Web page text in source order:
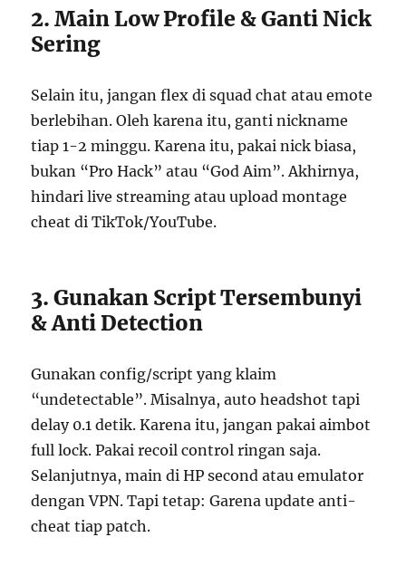
2. Main Low Profile & Ganti Nick
Sering
Selain itu, jangan flex di squad chat atau emote
berlebihan. Oleh karena itu, ganti nickname
tiap 1-2 minggu. Karena itu, pakai nick biasa,
bukan “Pro Hack” atau “God Aim”. Akhirnya,
hindari live streaming atau upload montage
cheat di TikTok/YouTube.
3. Gunakan Script Tersembunyi
& Anti Detection
Gunakan config/script yang klaim
“undetectable”. Misalnya, auto headshot tapi
delay 0.1 detik. Karena itu, jangan pakai aimbot
full lock. Pakai recoil control ringan saja.
Selanjutnya, main di HP second atau emulator
dengan VPN. Tapi tetap: Garena update anti-
cheat tiap patch.